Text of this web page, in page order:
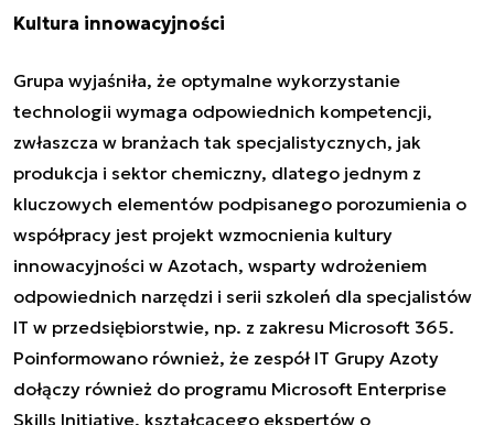
Kultura innowacyjności
Grupa wyjaśniła, że optymalne wykorzystanie
technologii wymaga odpowiednich kompetencji,
zwłaszcza w branżach tak specjalistycznych, jak
produkcja i sektor chemiczny, dlatego jednym z
kluczowych elementów podpisanego porozumienia o
współpracy jest projekt wzmocnienia kultury
innowacyjności w Azotach, wsparty wdrożeniem
odpowiednich narzędzi i serii szkoleń dla specjalistów
IT w przedsiębiorstwie, np. z zakresu Microsoft 365.
Poinformowano również, że zespół IT Grupy Azoty
dołączy również do programu Microsoft Enterprise
Skills Initiative, kształcącego ekspertów o